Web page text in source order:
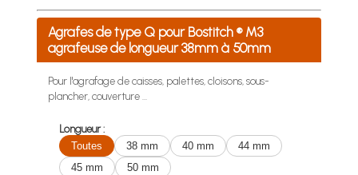
Achetez 4 sachets ou boîtes d'agrafes ou de pointes et
Agrafes de type Q pour Bostitch ® M3
agrafeuse de longueur 38mm à 50mm
Pour l'agrafage de caisses, palettes, cloisons, sous-
plancher, couverture …
Longueur :
Toutes
38 mm 40 mm
44 mm
45 mm
50 mm